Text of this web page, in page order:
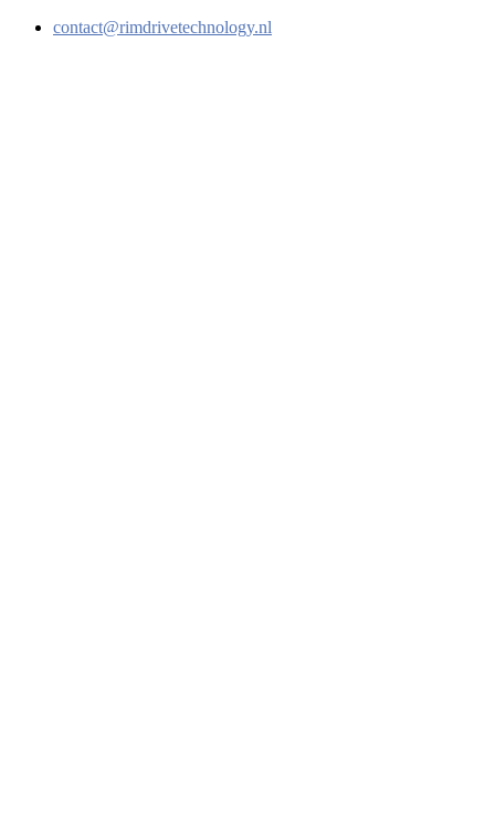
contact@rimdrivetechnology.nl